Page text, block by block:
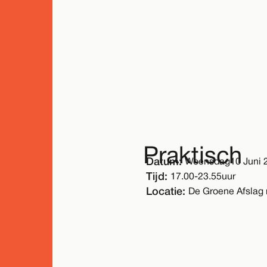
Praktisch
Datum: Woensdag10 Juni
Tijd: 17.00-23.55uur
Locatie: De Groene Afslag